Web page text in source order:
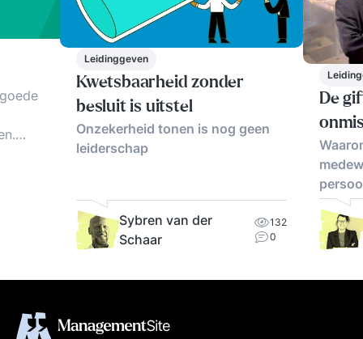
Leidinggeven
Kwetsbaarheid zonder
besluit is uitstel
Onzekerheid tonen is nog geen
leiderschap
Sybren van der
Schaar
132
0
De